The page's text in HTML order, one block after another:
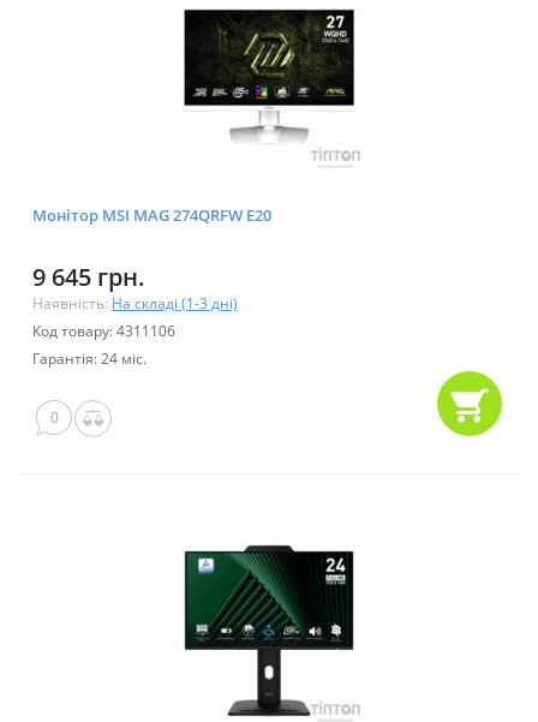
Монітор MSI MAG 274QRFW E20
9 645 грн.
Наявність: На складі (1-3 дні)
Код товару: 4311106
Гарантія: 24 міс.
0